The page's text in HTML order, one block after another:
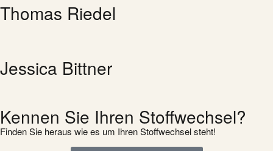
Thomas Riedel
Jessica Bittner
Kennen Sie Ihren Stoffwechsel?
Finden Sie heraus wie es um Ihren Stoffwechsel steht!